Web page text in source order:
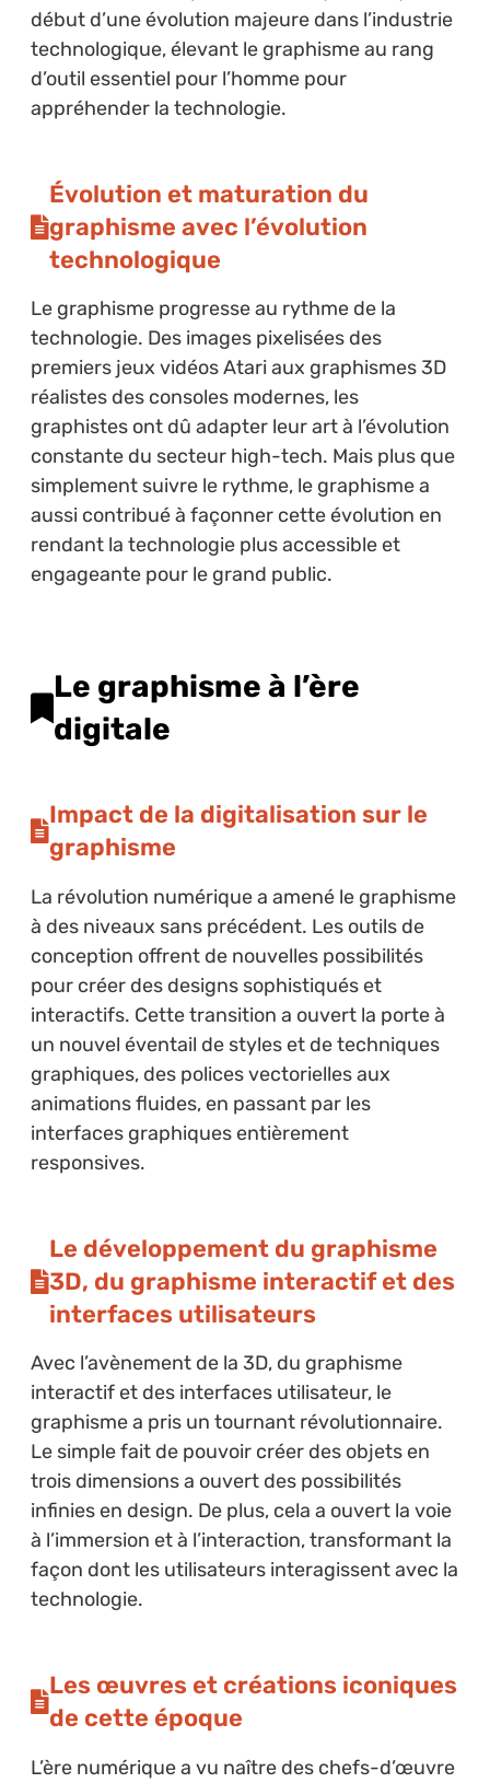
début d’une évolution majeure dans l’industrie
technologique, élevant le graphisme au rang
d’outil essentiel pour l’homme pour
appréhender la technologie.
Évolution et maturation du
graphisme avec l’évolution
technologique
Le graphisme progresse au rythme de la
technologie. Des images pixelisées des
premiers jeux vidéos Atari aux graphismes 3D
réalistes des consoles modernes, les
graphistes ont dû adapter leur art à l’évolution
constante du secteur high-tech. Mais plus que
simplement suivre le rythme, le graphisme a
aussi contribué à façonner cette évolution en
rendant la technologie plus accessible et
engageante pour le grand public.
Le graphisme à l’ère
digitale
Impact de la digitalisation sur le
graphisme
La révolution numérique a amené le graphisme
à des niveaux sans précédent. Les outils de
conception offrent de nouvelles possibilités
pour créer des designs sophistiqués et
interactifs. Cette transition a ouvert la porte à
un nouvel éventail de styles et de techniques
graphiques, des polices vectorielles aux
animations fluides, en passant par les
interfaces graphiques entièrement
responsives.
Le développement du graphisme
3D, du graphisme interactif et des
interfaces utilisateurs
Avec l’avènement de la 3D, du graphisme
interactif et des interfaces utilisateur, le
graphisme a pris un tournant révolutionnaire.
Le simple fait de pouvoir créer des objets en
trois dimensions a ouvert des possibilités
infinies en design. De plus, cela a ouvert la voie
à l’immersion et à l’interaction, transformant la
façon dont les utilisateurs interagissent avec la
technologie.
Les œuvres et créations iconiques
de cette époque
L’ère numérique a vu naître des chefs-d’œuvre